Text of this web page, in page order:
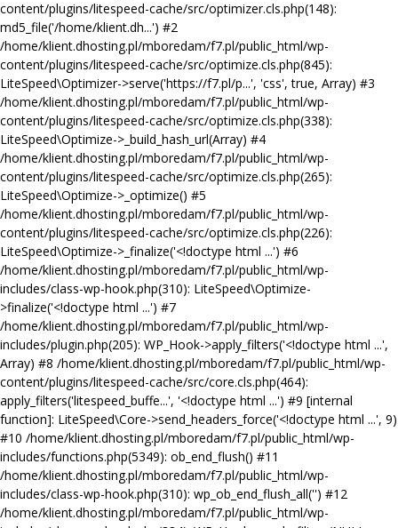
content/plugins/litespeed-cache/src/optimizer.cls.php(148):
md5_file('/home/klient.dh...') #2
/home/klient.dhosting.pl/mboredam/f7.pl/public_html/wp-
content/plugins/litespeed-cache/src/optimize.cls.php(845):
LiteSpeed\Optimizer->serve('https://f7.pl/p...', 'css', true, Array) #3
/home/klient.dhosting.pl/mboredam/f7.pl/public_html/wp-
content/plugins/litespeed-cache/src/optimize.cls.php(338):
LiteSpeed\Optimize->_build_hash_url(Array) #4
/home/klient.dhosting.pl/mboredam/f7.pl/public_html/wp-
content/plugins/litespeed-cache/src/optimize.cls.php(265):
LiteSpeed\Optimize->_optimize() #5
/home/klient.dhosting.pl/mboredam/f7.pl/public_html/wp-
content/plugins/litespeed-cache/src/optimize.cls.php(226):
LiteSpeed\Optimize->_finalize('<!doctype html ...') #6
/home/klient.dhosting.pl/mboredam/f7.pl/public_html/wp-
includes/class-wp-hook.php(310): LiteSpeed\Optimize-
>finalize('<!doctype html ...') #7
/home/klient.dhosting.pl/mboredam/f7.pl/public_html/wp-
includes/plugin.php(205): WP_Hook->apply_filters('<!doctype html ...',
Array) #8 /home/klient.dhosting.pl/mboredam/f7.pl/public_html/wp-
content/plugins/litespeed-cache/src/core.cls.php(464):
apply_filters('litespeed_buffe...', '<!doctype html ...') #9 [internal
function]: LiteSpeed\Core->send_headers_force('<!doctype html ...', 9)
#10 /home/klient.dhosting.pl/mboredam/f7.pl/public_html/wp-
includes/functions.php(5349): ob_end_flush() #11
/home/klient.dhosting.pl/mboredam/f7.pl/public_html/wp-
includes/class-wp-hook.php(310): wp_ob_end_flush_all('') #12
/home/klient.dhosting.pl/mboredam/f7.pl/public_html/wp-